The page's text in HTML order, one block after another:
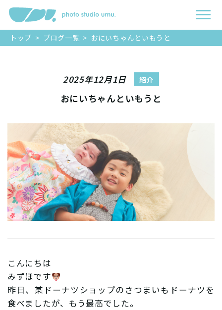
トップ > ブログ一覧 > おにいちゃんといもうと
2025年12月1日 紹介
おにいちゃんといもうと
こんにちは
みずほです
昨日、某ドーナツショップのさつまいもドーナツを
食べましたが、もう最高でした。